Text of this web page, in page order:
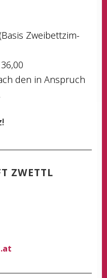
Zwei­bett­zim­
den in Anspruch
ZWETTL